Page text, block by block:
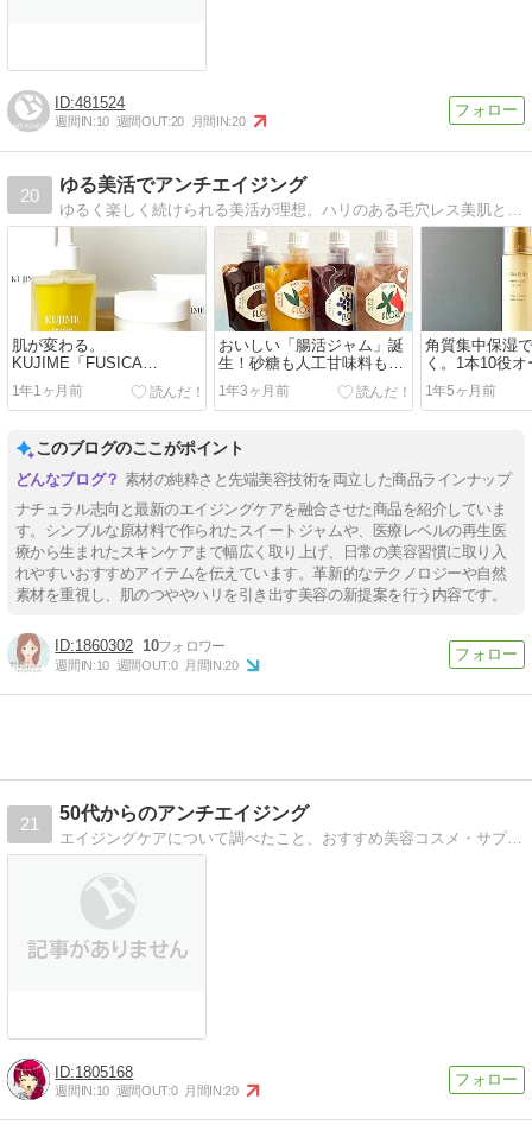
481524
週間IN:10 週間OUT:20 月間IN:20
20
ゆる美活でアンチエイジング
肌が変わる。
KUJIME「FUSICA
SERUM」と「FUSICA
CREAM」で極上の“ツヤハ
リもち肌”
1年1ヶ月前
おいしい「腸活ジャム」誕
生！砂糖も人工甘味料も使
ってない「FLORE KOJI
JAM - フローレ麹ジャム」
1年3ヶ月前
角質集中保湿
く。1本10役
ン美容液『ビ
ルホワイトリ
ム』
1年5ヶ月前
このブログのここがポイント
素材の純粋さと先端美容技術を両立した商品ラインナップ
ナチュラル志向と最新のエイジングケアを融合させた商品を紹介していま
す。シンプルな原材料で作られたスイートジャムや、医療レベルの再生医
療から生まれたスキンケアまで幅広く取り上げ、日常の美容習慣に取り入
れやすいおすすめアイテムを伝えています。革新的なテクノロジーや自然
素材を重視し、肌のつややハリを引き出す美容の新提案を行う内容です。
1860302 10
週間IN:10 週間OUT:0 月間IN:20
21
50代からのアンチエイジング
エイジングケアについて調べたこと、おすすめ美容コスメ・サプリのお試しした効果などご紹介します。
1805168
週間IN:10 週間OUT:0 月間IN:20